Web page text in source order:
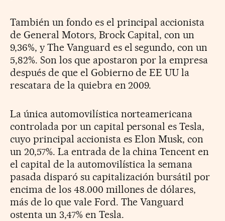
También un fondo es el principal accionista
de General Motors, Brock Capital, con un
9,36%, y The Vanguard es el segundo, con un
5,82%. Son los que apostaron por la empresa
después de que el Gobierno de EE UU la
rescatara de la quiebra en 2009.
La única automovilística norteamericana
controlada por un capital personal es Tesla,
cuyo principal accionista es Elon Musk, con
un 20,57%. La entrada de la china Tencent en
el capital de la automovilística la semana
pasada disparó su capitalización bursátil por
encima de los 48.000 millones de dólares,
más de lo que vale Ford. The Vanguard
ostenta un 3,47% en Tesla.